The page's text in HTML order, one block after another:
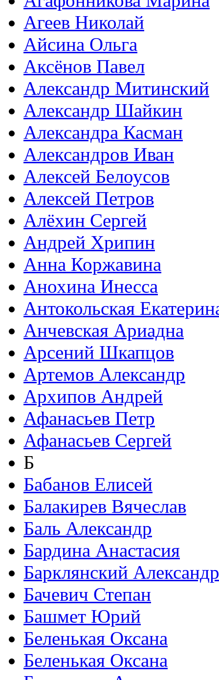
Агеев Николай
Айсина Ольга
Аксёнов Павел
Александр Митинский
Александр Шайкин
Александра Касман
Александров Иван
Алексей Белоусов
Алексей Петров
Алёхин Сергей
Андрей Хрипин
Анна Коржавина
Анохина Инесса
Антокольская
Анчевская Ариадна
Арсений Шкапцов
Артемов Александр
Архипов Андрей
Афанасьев Петр
Афанасьев Сергей
Б
Бабанов Елисей
Балакирев Вячеслав
Баль Александр
Бардина Анастасия
Барклянский Александр
Бачевич Степан
Башмет Юрий
Беленькая Оксана
Беленькая Оксана